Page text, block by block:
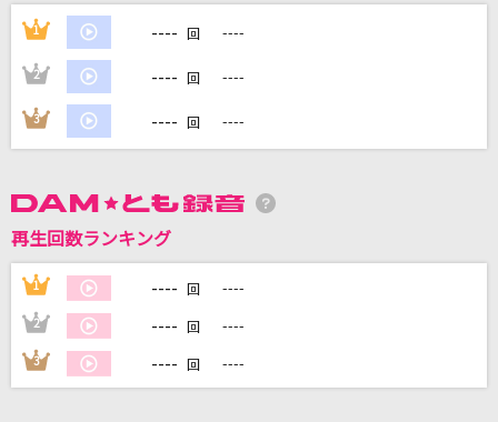
DAMに会員登録・ログインして
自宅でカラオケ歌い放題！
家族や友達と一緒に！練習にも！
1 ---- 回 ----
2 ---- 回 ----
3 ---- 回 ----
再生回数ランキング
1 ---- 回 ----
2 ---- 回 ----
3 ---- 回 ----